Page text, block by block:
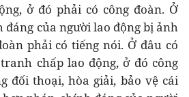
ở đó phải có công đoàn. Ở
của người lao động bị ảnh
phải có tiếng nói. Ở đâu có
chấp lao động, ở đó công
đối thoại, hòa giải, bảo vệ cái